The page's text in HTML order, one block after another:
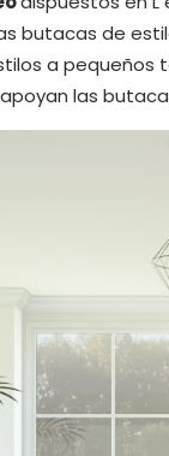
butacas de
a
las